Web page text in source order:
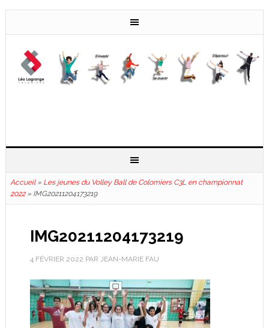
Accueil» Les jeunes du Volley Ball de Colomiers C3L en championnat
2022» IMG20211204173219
IMG20211204173219
4 FÉVRIER 2022 PAR JEAN-MARIE FAU